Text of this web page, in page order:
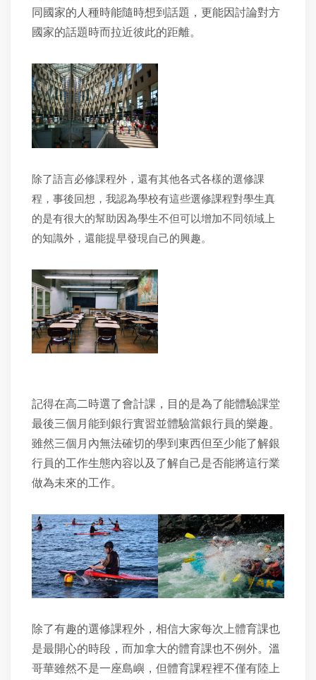
同國家的人種時能隨時想到話題，更能因討論對方
國家的話題時而拉近彼此的距離。
除了語言必修課程外，還有其他各式各樣的選修課
程，事後回想，我認為學校有這些選修課程對學生真
的是有很大的幫助因為學生不但可以增加不同領域上
的知識外，還能提早發現自己的興趣。
記得在高二時選了會計課，目的是為了能體驗課堂
最後三個月能到銀行實習並體驗當銀行員的樂趣。
雖然三個月內無法確切的學到東西但至少能了解銀
行員的工作生態內容以及了解自己是否能將這行業
做為未來的工作。
除了有趣的選修課程外，相信大家每次上體育課也
是最開心的時段，而加拿大的體育課也不例外。溫
哥華雖然不是一座島嶼，但體育課程裡不僅有陸上